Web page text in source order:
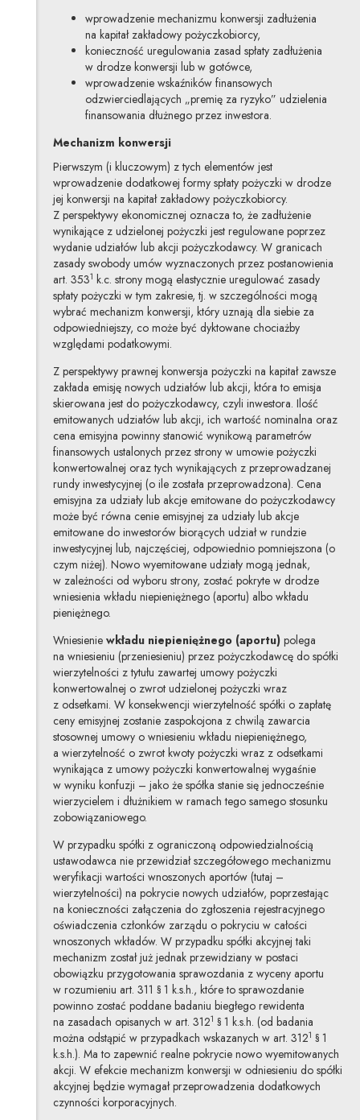
wprowadzenie mechanizmu konwersji zadłużenia
na kapitał zakładowy pożyczkobiorcy,
konieczność uregulowania zasad spłaty zadłużenia
w drodze konwersji lub w gotówce,
wprowadzenie wskaźników finansowych
odzwierciedlających „premię za ryzyko” udzielenia
finansowania dłużnego przez inwestora.
Mechanizm konwersji
Pierwszym (i kluczowym) z tych elementów jest
wprowadzenie dodatkowej formy spłaty pożyczki w drodze
jej konwersji na kapitał zakładowy pożyczkobiorcy.
Z perspektywy ekonomicznej oznacza to, że zadłużenie
wynikające z udzielonej pożyczki jest regulowane poprzez
wydanie udziałów lub akcji pożyczkodawcy. W granicach
zasady swobody umów wyznaczonych przez postanowienia
art. 3531 k.c. strony mogą elastycznie uregulować zasady
spłaty pożyczki w tym zakresie, tj. w szczególności mogą
wybrać mechanizm konwersji, który uznają dla siebie za
odpowiedniejszy, co może być dyktowane chociażby
względami podatkowymi.
Z perspektywy prawnej konwersja pożyczki na kapitał zawsze
zakłada emisję nowych udziałów lub akcji, która to emisja
skierowana jest do pożyczkodawcy, czyli inwestora. Ilość
emitowanych udziałów lub akcji, ich wartość nominalna oraz
cena emisyjna powinny stanowić wynikową parametrów
finansowych ustalonych przez strony w umowie pożyczki
konwertowalnej oraz tych wynikających z przeprowadzanej
rundy inwestycyjnej (o ile została przeprowadzona). Cena
emisyjna za udziały lub akcje emitowane do pożyczkodawcy
może być równa cenie emisyjnej za udziały lub akcje
emitowane do inwestorów biorących udział w rundzie
inwestycyjnej lub, najczęściej, odpowiednio pomniejszona (o
czym niżej). Nowo wyemitowane udziały mogą jednak,
w zależności od wyboru strony, zostać pokryte w drodze
wniesienia wkładu niepieniężnego (aportu) albo wkładu
pieniężnego.
Wniesienie wkładu niepieniężnego (aportu)polega
na wniesieniu (przeniesieniu) przez pożyczkodawcę do spółki
wierzytelności z tytułu zawartej umowy pożyczki
konwertowalnej o zwrot udzielonej pożyczki wraz
z odsetkami. W konsekwencji wierzytelność spółki o zapłatę
ceny emisyjnej zostanie zaspokojona z chwilą zawarcia
stosownej umowy o wniesieniu wkładu niepieniężnego,
a wierzytelność o zwrot kwoty pożyczki wraz z odsetkami
wynikająca z umowy pożyczki konwertowalnej wygaśnie
w wyniku konfuzji – jako że spółka stanie się jednocześnie
wierzycielem i dłużnikiem w ramach tego samego stosunku
zobowiązaniowego.
W przypadku spółki z ograniczoną odpowiedzialnością
ustawodawca nie przewidział szczegółowego mechanizmu
weryfikacji wartości wnoszonych aportów (tutaj –
wierzytelności) na pokrycie nowych udziałów, poprzestając
na konieczności załączenia do zgłoszenia rejestracyjnego
oświadczenia członków zarządu o pokryciu w całości
wnoszonych wkładów. W przypadku spółki akcyjnej taki
mechanizm został już jednak przewidziany w postaci
obowiązku przygotowania sprawozdania z wyceny aportu
w rozumieniu art. 311 § 1 k.s.h., które to sprawozdanie
powinno zostać poddane badaniu biegłego rewidenta
na zasadach opisanych w art. 3121 § 1 k.s.h. (od badania
można odstąpić w przypadkach wskazanych w art. 3121 § 1
k.s.h.). Ma to zapewnić realne pokrycie nowo wyemitowanych
akcji. W efekcie mechanizm konwersji w odniesieniu do spółki
akcyjnej będzie wymagał przeprowadzenia dodatkowych
czynności korporacyjnych.